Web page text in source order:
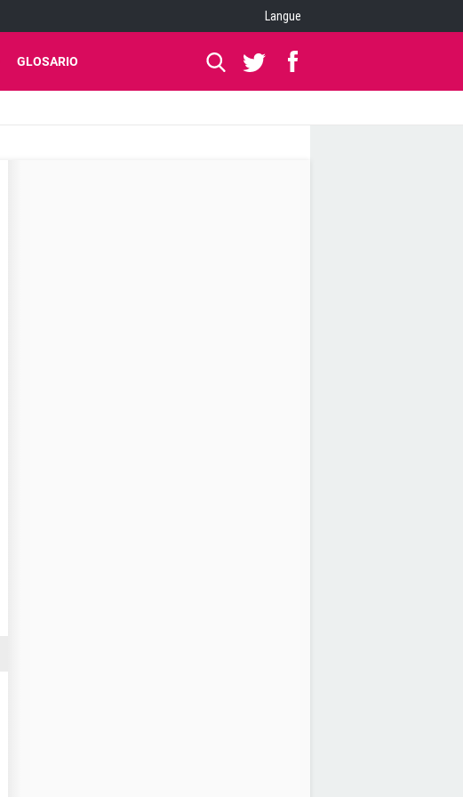
Langue
GLOSARIO